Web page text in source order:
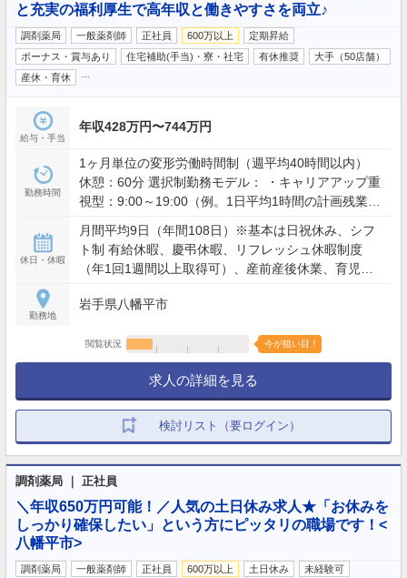
と充実の福利厚生で高年収と働きやすさを両立♪
調剤薬局 一般薬剤師 正社員 600万以上
定期昇給
ボーナス・賞与あり
住宅補助(手当)・寮・社宅 有休推奨
大手（50店舗）
産休・育休
給与・手当
年収428万円〜744万円
勤務時間
1ヶ月単位の変形労働時間制（週平均40時間以内）
休憩：60分 選択制勤務モデル： ・キャリアアップ重
視型：9:00～19:00（例。1日平均1時間の計画残業を
で実働8時間（残業想定少） ※夜間・土日含むシフト
勤務あり（配属店舗の営業時間による）
休日・休暇
月間平均9日（年間108日）※基本は日祝休み、シフ
ト制 有給休暇、慶弔休暇、リフレッシュ休暇制度
（年1回1週間以上取得可）、産前産後休業、育児休
勤務地
岩手県八幡平市
閲覧状況 今が狙い目！
求人の詳細を見る
検討リスト（要ログイン）
調剤薬局 ｜ 正社員
＼年収650万円可能！／人気の土日休み求人★「お休みを
しっかり確保したい」という方にピッタリの職場です！<
八幡平市>
調剤薬局 一般薬剤師 正社員 600万以上 土日休み
未経験可